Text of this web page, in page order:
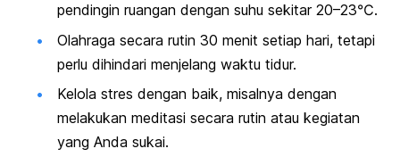
pendingin ruangan dengan suhu sekitar 20–23℃.
Olahraga secara rutin 30 menit setiap hari, tetapi
perlu dihindari menjelang waktu tidur.
Kelola stres dengan baik, misalnya dengan
melakukan meditasi secara rutin atau kegiatan
yang Anda sukai.